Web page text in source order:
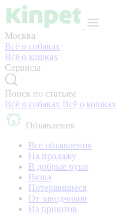
Москва
Всё о собаках
Всё о кошках
Сервисы
Поиск по статьям
Всё о собаках Всё о кошках
Объявления
Все объявления
На продажу
В добрые руки
Вязка
Потерявшиеся
От заводчиков
Из приютов